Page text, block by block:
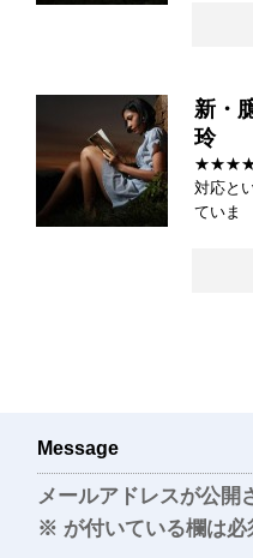
新・
玲
★★★★☆
対応と
ていま
Message
メールアドレスが公開
※ が付いている欄は必